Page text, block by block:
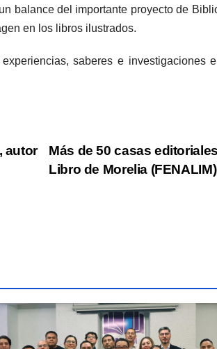
balance del importante proyecto de
en los libros ilustrados.
saberes e
Más de 50 casas
Libro de Morelia (FENALIM)
autor